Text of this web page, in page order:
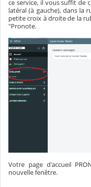
ce service, il vous suffit de
latéral (à gauche), dans la
petite croix à droite de la
"Pronote.
Votre page d'accueil
nouvelle fenêtre.